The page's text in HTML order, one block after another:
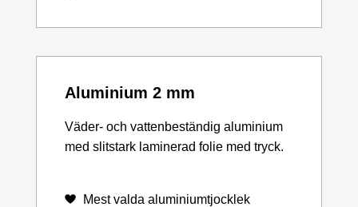
Aluminium 2 mm
Väder- och vattenbeständig aluminium
med slitstark laminerad folie med tryck.
Mest valda aluminiumtjocklek